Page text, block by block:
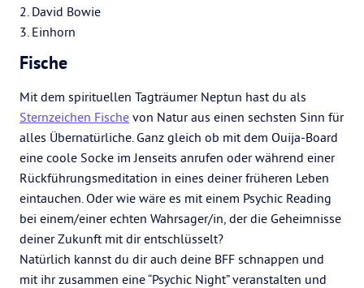
2. David Bowie
3. Einhorn
Fische
Mit dem spirituellen Tagträumer Neptun hast du als
Sternzeichen Fische von Natur aus einen sechsten Sinn für
alles Übernatürliche. Ganz gleich ob mit dem Ouija-Board
eine coole Socke im Jenseits anrufen oder während einer
Rückführungsmeditation in eines deiner früheren Leben
eintauchen. Oder wie wäre es mit einem Psychic Reading
bei einem/einer echten Wahrsager/in, der die Geheimnisse
deiner Zukunft mit dir entschlüsselt?
Natürlich kannst du dir auch deine BFF schnappen und
mit ihr zusammen eine “Psychic Night” veranstalten und